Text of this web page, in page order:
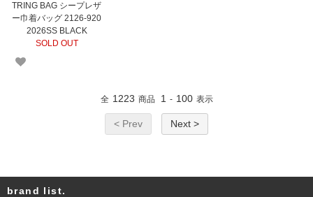
TRING BAG シープレザ
ー巾着バッグ 2126-920
2026SS BLACK
SOLD OUT
全 1223 商品 1 - 100 表示
< Prev Next >
brand list.